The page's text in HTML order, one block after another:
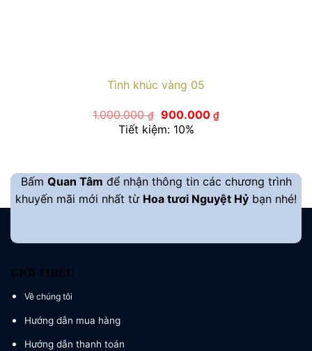
Tình khúc vàng 05
1.000.000₫ Giá
gốc
là:
900.000 ₫Giá
hiện
Tiết kiệm: 10%
Bấm Quan Tâm để nhận thông tin các chương trình
khuyến mãi mới nhất từ Hoa tươi Nguyệt Hỷ bạn nhé!
GIỚI THIỆU
Về chúng tôi
Hướng dẫn mua hàng
Hướng dẫn thanh toán